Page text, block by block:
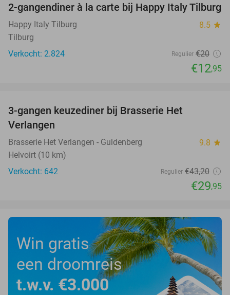
35%
2-gangendiner à la carte bij Happy Italy Tilburg
Happy Italy Tilburg 8.5 star
Tilburg
Verkocht: 2.824
Regulier €20
€12,95
3-gangen keuzediner bij Brasserie Het
Verlangen
Brasserie Het Verlangen - Guldenberg 9.8 star
Helvoirt (10 km)
Verkocht: 642
Regulier €43,20
€29,95
Win gratis
een droomreis
t.w.v. €3.000